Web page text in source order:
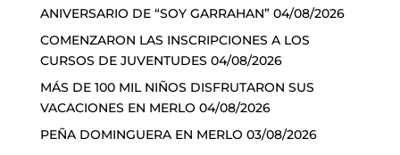
ANIVERSARIO DE “SOY GARRAHAN” 04/08/2026
COMENZARON LAS INSCRIPCIONES A LOS
CURSOS DE JUVENTUDES 04/08/2026
MÁS DE 100 MIL NIÑOS DISFRUTARON SUS
VACACIONES EN MERLO 04/08/2026
PEÑA DOMINGUERA EN MERLO 03/08/2026